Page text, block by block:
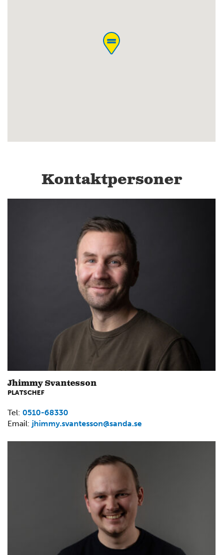
Kontaktpersoner
Jhimmy Svantesson
PLATSCHEF
Tel: 0510-68330
Email: jhimmy.svantesson@sanda.se